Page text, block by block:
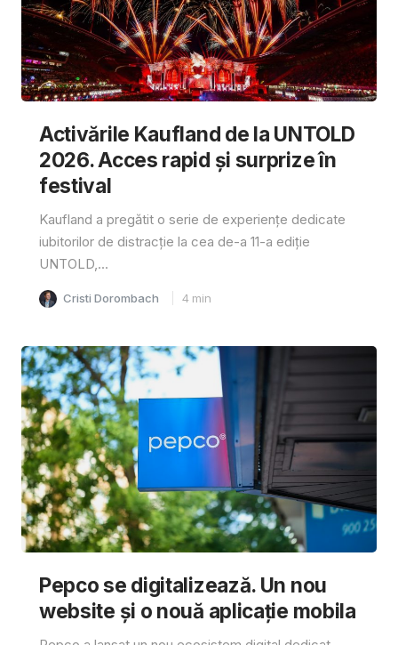
Activările Kaufland de la UNTOLD
2026. Acces rapid și surprize în
festival
Kaufland a pregătit o serie de experiențe dedicate
iubitorilor de distracție la cea de-a 11-a ediție
UNTOLD,...
Cristi Dorombach 4 min
Pepco se digitalizează. Un nou
website și o nouă aplicație mobila